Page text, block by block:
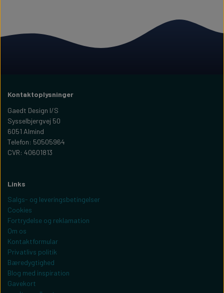
Kontaktoplysninger
Gaedt Design I/S
Sysselbjergvej 50
6051 Almind
Telefon: 50505964
CVR: 40601813
Links
Salgs- og leveringsbetingelser
Cookies
Fortrydelse og reklamation
Om os
Kontaktformular
Privatlivs politik
Bæredygtighed
Blog med inspiration
Gavekort